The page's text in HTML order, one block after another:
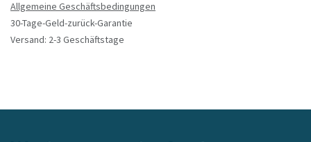
Allgemeine Geschäftsbedingungen
30-Tage-Geld-zurück-Garantie
Versand: 2-3 Geschäftstage